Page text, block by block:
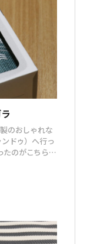
のおしゃれな
たのがこちらの
めの飲み物を
カバーもセッ